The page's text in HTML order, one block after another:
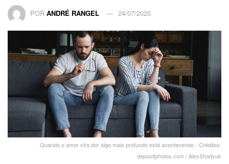
POR ANDRÉ RANGEL 24/07/2025
Quando o amor vira dor algo mais profundo está acontecendo - Créditos:
depositphotos.com / AlexShadyuk